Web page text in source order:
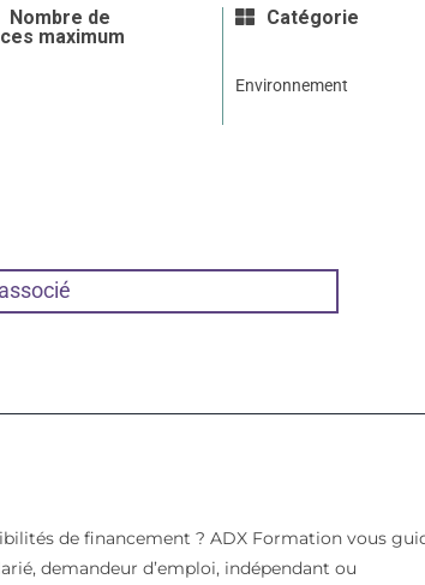
Nombre de
maximum
Catégorie
Environnement
de financement ? ADX Formation vous
demandeur d’emploi, indépendant ou